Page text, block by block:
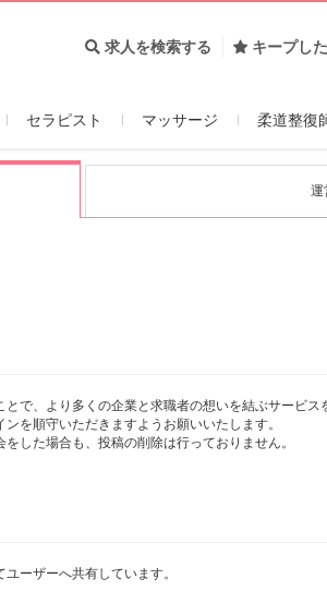
求人を検索する キープし
セラピスト マッサージ 柔道整復
運
で、より多くの企業と求職者の想いを結ぶサービス
を順守いただきますようお願いいたします。
した場合も、投稿の削除は行っておりません。
ーザーへ共有しています。